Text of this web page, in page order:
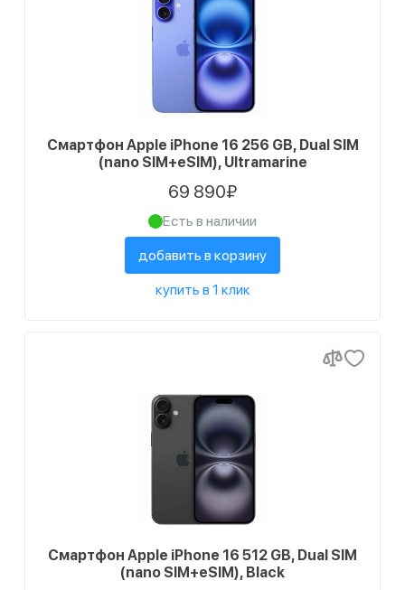
Смартфон Apple iPhone 16 256 GB, Dual SIM
(nano SIM+eSIM), Ultramarine
69 890₽
Есть в наличии
добавить в корзину
купить в 1 клик
Смартфон Apple iPhone 16 512 GB, Dual SIM
(nano SIM+eSIM), Black